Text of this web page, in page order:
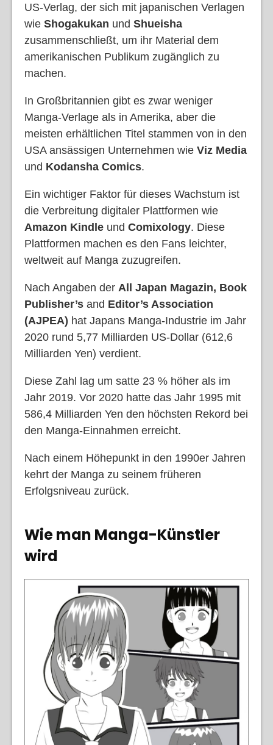
US-Verlag, der sich mit japanischen Verlagen
wie Shogakukan und Shueisha
zusammenschließt, um ihr Material dem
amerikanischen Publikum zugänglich zu
machen.
In Großbritannien gibt es zwar weniger
Manga-Verlage als in Amerika, aber die
meisten erhältlichen Titel stammen von in den
USA ansässigen Unternehmen wie Viz Media
und Kodansha Comics.
Ein wichtiger Faktor für dieses Wachstum ist
die Verbreitung digitaler Plattformen wie
Amazon Kindle und Comixology. Diese
Plattformen machen es den Fans leichter,
weltweit auf Manga zuzugreifen.
Nach Angaben der All Japan Magazin, Book
Publisher’s and Editor’s Association
(AJPEA) hat Japans Manga-Industrie im Jahr
2020 rund 5,77 Milliarden US-Dollar (612,6
Milliarden Yen) verdient.
Diese Zahl lag um satte 23 % höher als im
Jahr 2019. Vor 2020 hatte das Jahr 1995 mit
586,4 Milliarden Yen den höchsten Rekord bei
den Manga-Einnahmen erreicht.
Nach einem Höhepunkt in den 1990er Jahren
kehrt der Manga zu seinem früheren
Erfolgsniveau zurück.
Wie man Manga-Künstler
wird